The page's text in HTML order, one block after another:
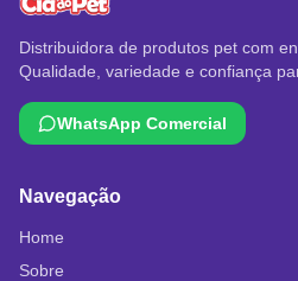
Distribuidora de produtos pet com
Qualidade, variedade e confiança
WhatsApp Comercial
Navegação
Home
Sobre